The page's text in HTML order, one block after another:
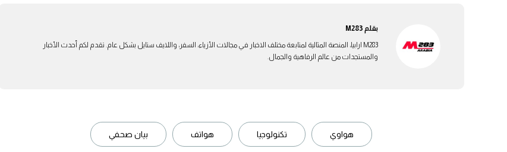
بقلم M283
M283 ارابيا، المنصة المثالية لمتابعة مختلف الاخبار في مجالات الأزياء، السفر، واللايف ستايل بشكل عام. تقدم لكم أحدث الأخبار
والمستجدات من عالم الرفاهية والجمال.
هواوي تكنولوجيا هواتف بيان صحفي